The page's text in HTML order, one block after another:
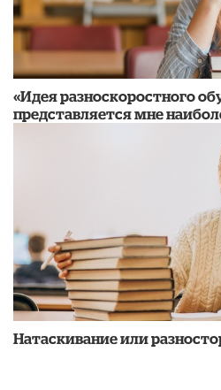
«Идея разноскоростного
представляется мне
​Натаскивание или